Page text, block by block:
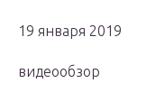
19 января 2019
видеообзор